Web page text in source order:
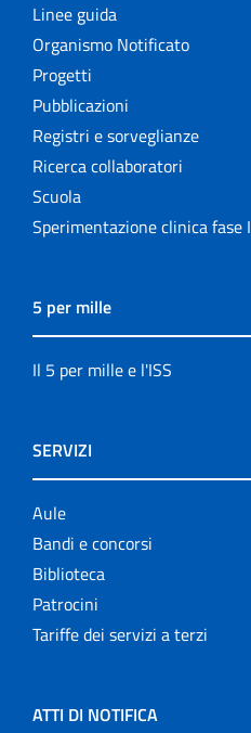
Linee guida
Organismo Notificato
Progetti
Pubblicazioni
Registri e sorveglianze
Ricerca collaboratori
Scuola
Sperimentazione clinica fase I
5 per mille
Il 5 per mille e l'ISS
SERVIZI
Aule
Bandi e concorsi
Biblioteca
Patrocini
Tariffe dei servizi a terzi
ATTI DI NOTIFICA